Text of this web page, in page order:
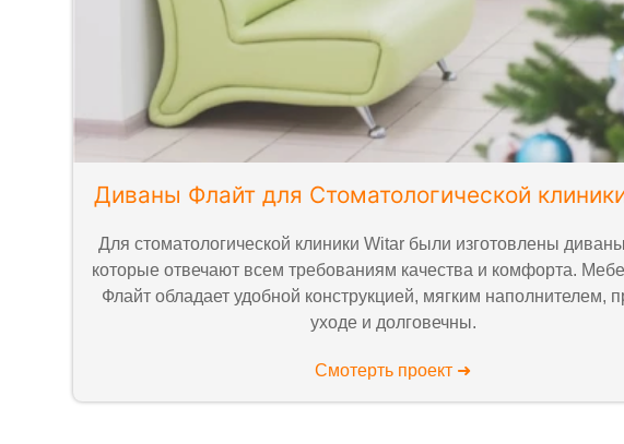
Диваны Флайт для Стоматологической
Для стоматологической клиники Witar были изготовлены
которые отвечают всем требованиям качества и комфорта.
Флайт обладает удобной конструкцией, мягким наполнителем,
уходе и долговечны.
Смотерть проект ➜